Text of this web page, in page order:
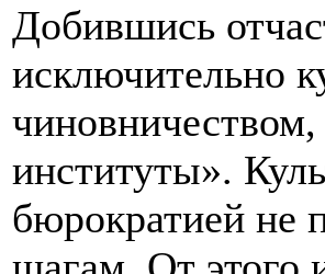
Добившись
исключительно
институты».
бюрократией не